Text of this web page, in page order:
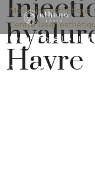
Havre​
Médecine esthétique
Centre laser
hyaluronique Le Havre​